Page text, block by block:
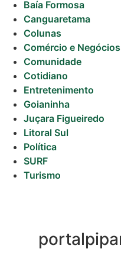
Surf
Baía Formosa
Canguaretama
Colunas
Comércio e
Comunidade
Cotidiano
Entretenimento
Goianinha
Juçara Figueiredo
Litoral Sul
Política
SURF
Turismo